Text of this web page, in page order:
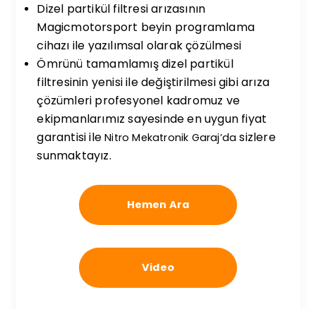
Dizel partikül filtresi arızasının
Magicmotorsport beyin programlama
cihazı ile yazılımsal olarak çözülmesi
Ömrünü tamamlamış dizel partikül
filtresinin yenisi ile değiştirilmesi gibi arıza
çözümleri profesyonel kadromuz ve
ekipmanlarımız sayesinde en uygun fiyat
garantisi ileNitro Mekatronik Garaj’da sizlere
sunmaktayız.
Hemen Ara
Video